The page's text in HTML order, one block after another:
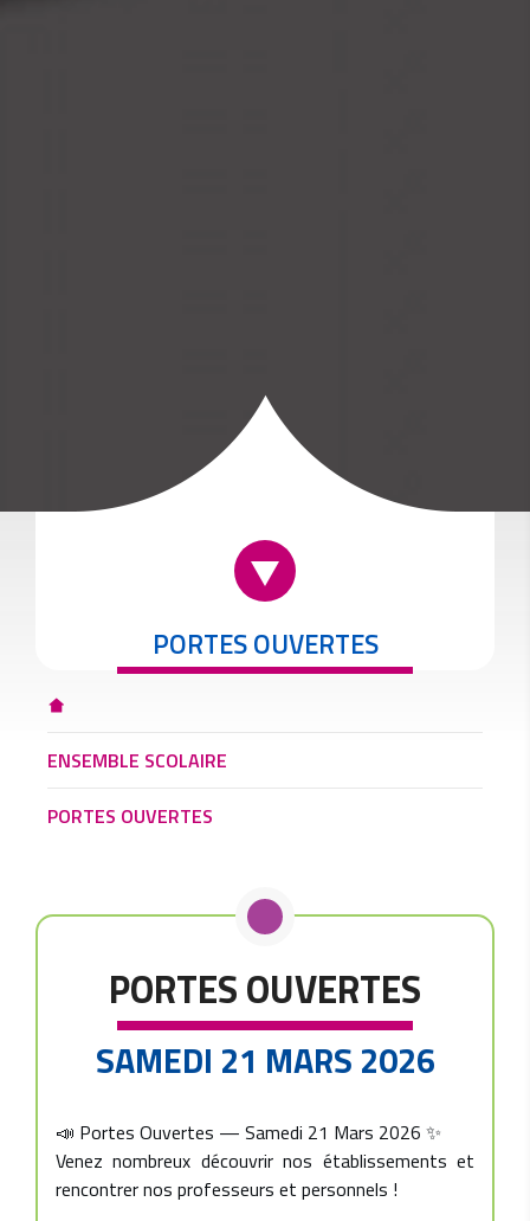
PORTES OUVERTES
ENSEMBLE SCOLAIRE
PORTES OUVERTES
PORTES OUVERTES
SAMEDI 21 MARS 2026
📣 Portes Ouvertes — Samedi 21 Mars 2026 ✨
Venez nombreux découvrir nos établissements et
rencontrer nos professeurs et personnels !